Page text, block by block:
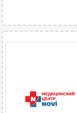
Н
Нейрофизиология